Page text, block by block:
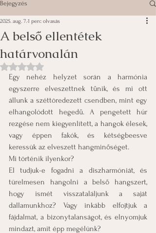
Bejegyzés
A belső ellentétek
határvonalán
2025. aug. 7.1 perc olvasás
NaN csillagot kapott az 5-ből.
Egy nehéz helyzet során a harmónia
egyszerre elveszettnek tűnik, és mi ott
állunk a széttöredezett csendben, mint egy
elhangolódott hegedű. A pengetett húr
rezgése nem kiegyenlített, a hangok élesek,
vagy éppen fakók, és kétségbeesve
keressük az elveszett hangminőséget.
Mi történik ilyenkor?
El tudjuk-e fogadni a diszharmóniát, és
türelmesen hangolni a belső hangszert,
hogy ismét visszataláljunk a saját
dallamunkhoz? Vagy inkább elfojtjuk a
fájdalmat, a bizonytalanságot, és elnyomjuk
mindazt, amit épp megélünk?